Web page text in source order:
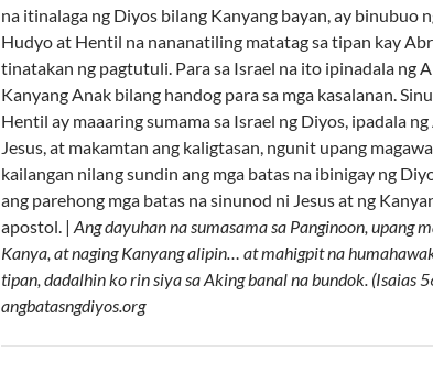
na itinalaga ng Diyos bilang Kanyang bayan, ay binubuo
Hudyo at Hentil na nananatiling matatag sa tipan kay
tinatakan ng pagtutuli. Para sa Israel na ito ipinadala ng
Kanyang Anak bilang handog para sa mga kasalanan.
Hentil ay maaaring sumama sa Israel ng Diyos, ipadala
Jesus, at makamtan ang kaligtasan, ngunit upang
kailangan nilang sundin ang mga batas na ibinigay ng
ang parehong mga batas na sinunod ni Jesus at ng
apostol. | Ang dayuhan na sumasama sa Panginoon, upang
Kanya, at naging Kanyang alipin… at mahigpit na
tipan, dadalhin ko rin siya sa Aking banal na bundok. (Isaias
angbatasngdiyos.org